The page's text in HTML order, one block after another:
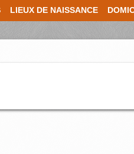
LIEUX DE NAISSANCE